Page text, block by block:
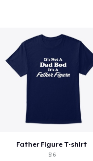
Father Figure T-shirt
$16